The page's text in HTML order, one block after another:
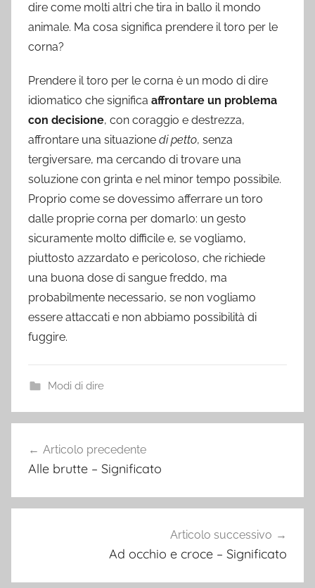
dire come molti altri che tira in ballo il mondo
animale. Ma cosa significa prendere il toro per le
corna?
Prendere il toro per le corna è un modo di dire
idiomatico che significa affrontare un problema
con decisione, con coraggio e destrezza,
affrontare una situazione di petto, senza
tergiversare, ma cercando di trovare una
soluzione con grinta e nel minor tempo possibile.
Proprio come se dovessimo afferrare un toro
dalle proprie corna per domarlo: un gesto
sicuramente molto difficile e, se vogliamo,
piuttosto azzardato e pericoloso, che richiede
una buona dose di sangue freddo, ma
probabilmente necessario, se non vogliamo
essere attaccati e non abbiamo possibilità di
fuggire.
Modi di dire
articoli
Articolo precedente
Alle brutte – Significato
Articolo successivo
Ad occhio e croce – Significato